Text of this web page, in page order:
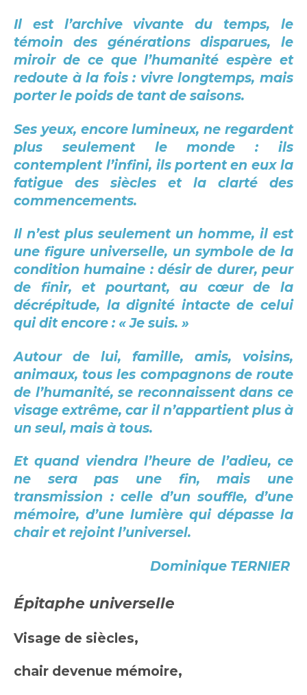
Il est l’archive vivante du temps, le
témoin des générations disparues, le
miroir de ce que l’humanité espère et
redoute à la fois : vivre longtemps, mais
porter le poids de tant de saisons.
Ses yeux, encore lumineux, ne regardent
plus seulement le monde : ils
contemplent l’infini, ils portent en eux la
fatigue des siècles et la clarté des
commencements.
Il n’est plus seulement un homme, il est
une figure universelle, un symbole de la
condition humaine : désir de durer, peur
de finir, et pourtant, au cœur de la
décrépitude, la dignité intacte de celui
qui dit encore : « Je suis. »
Autour de lui, famille, amis, voisins,
animaux, tous les compagnons de route
de l’humanité, se reconnaissent dans ce
visage extrême, car il n’appartient plus à
un seul, mais à tous.
Et quand viendra l’heure de l’adieu, ce
ne sera pas une fin, mais une
transmission : celle d’un souffle, d’une
mémoire, d’une lumière qui dépasse la
chair et rejoint l’universel.
Dominique TERNIER
Épitaphe universelle
Visage de siècles,
chair devenue mémoire,